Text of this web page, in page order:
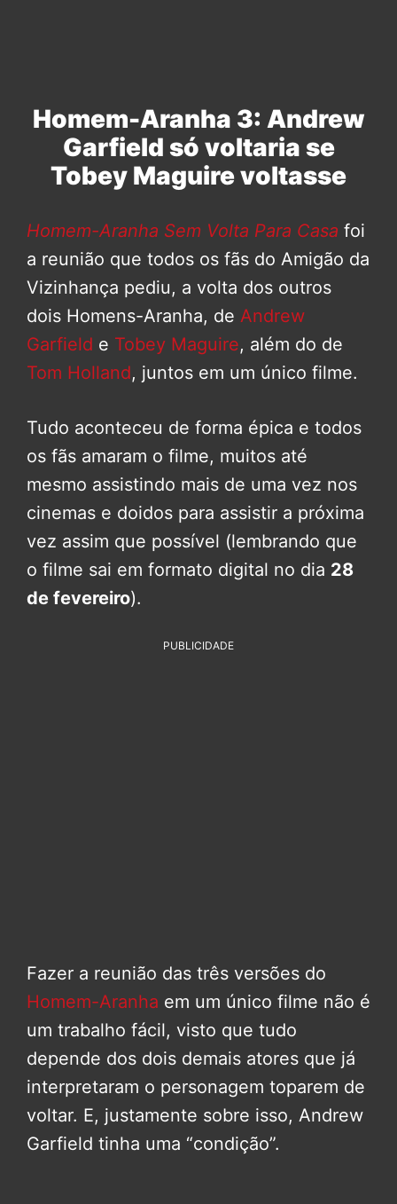
Homem-Aranha 3: Andrew
Garfield só voltaria se
Tobey Maguire voltasse
Homem-Aranha Sem Volta Para Casa foi
a reunião que todos os fãs do Amigão da
Vizinhança pediu, a volta dos outros
dois Homens-Aranha, de Andrew
Garfield e Tobey Maguire, além do de
Tom Holland, juntos em um único filme.
Tudo aconteceu de forma épica e todos
os fãs amaram o filme, muitos até
mesmo assistindo mais de uma vez nos
cinemas e doidos para assistir a próxima
vez assim que possível (lembrando que
o filme sai em formato digital no dia 28
de fevereiro).
PUBLICIDADE
Fazer a reunião das três versões do
Homem-Aranha em um único filme não é
um trabalho fácil, visto que tudo
depende dos dois demais atores que já
interpretaram o personagem toparem de
voltar. E, justamente sobre isso, Andrew
Garfield tinha uma “condição”.